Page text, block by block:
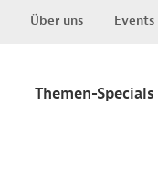
Über uns Events
Themen-Specials